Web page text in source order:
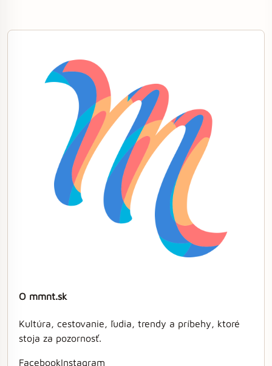
O mmnt.sk
Kultúra, cestovanie, ľudia, trendy a príbehy, ktoré
stoja za pozornosť.
FacebookInstagram